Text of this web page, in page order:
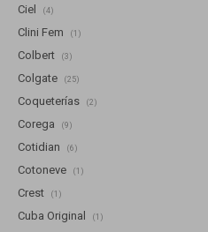
Ciel (4)
Clini Fem (1)
Colbert (3)
Colgate (25)
Coqueterías (2)
Corega (9)
Cotidian (6)
Cotoneve (1)
Crest (1)
Cuba Original (1)